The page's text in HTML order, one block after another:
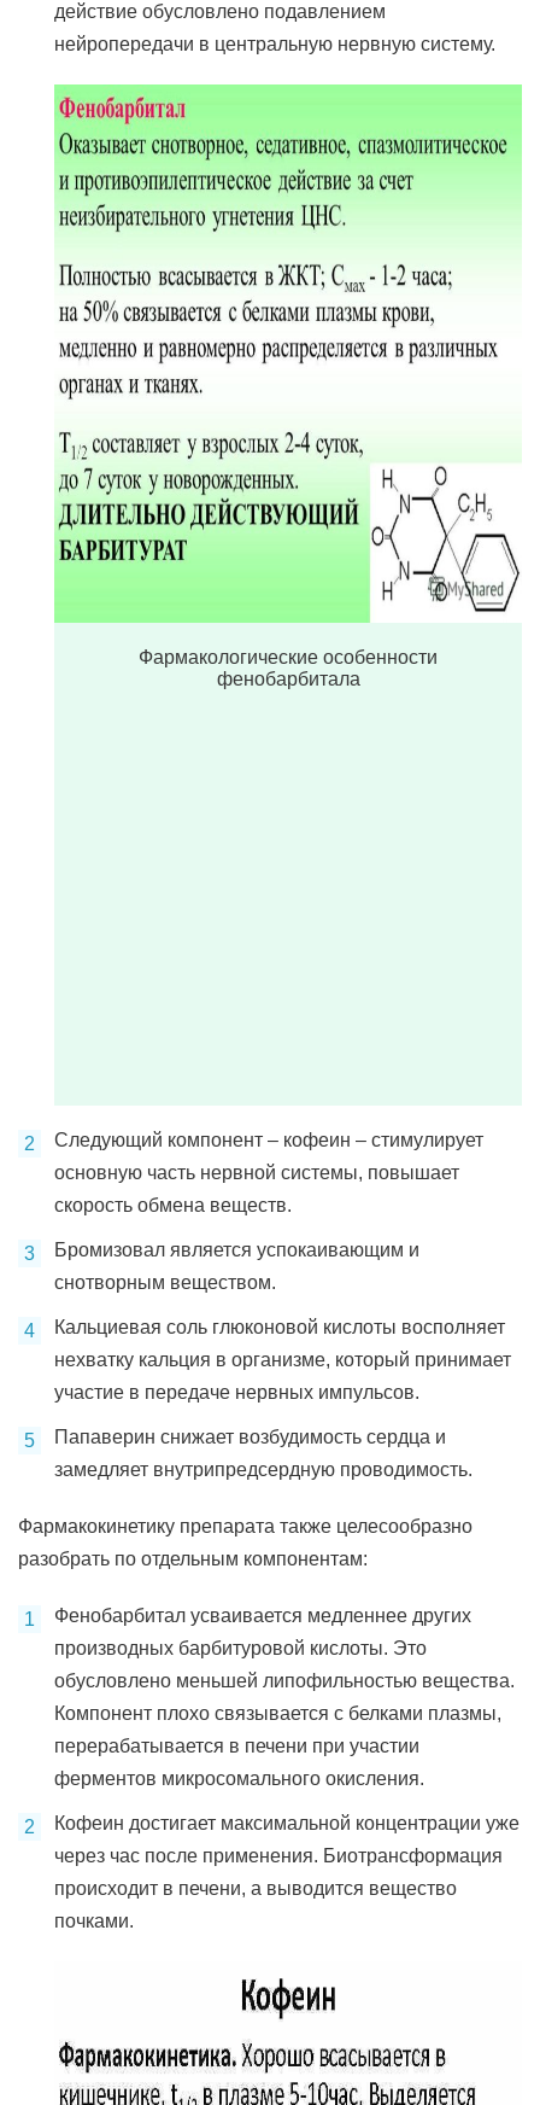
действие обусловлено подавлением
нейропередачи в центральную нервную систему.
Фармакологические особенности
фенобарбитала
Следующий компонент – кофеин – стимулирует
основную часть нервной системы, повышает
скорость обмена веществ.
Бромизовал является успокаивающим и
снотворным веществом.
Кальциевая соль глюконовой кислоты восполняет
нехватку кальция в организме, который принимает
участие в передаче нервных импульсов.
Папаверин снижает возбудимость сердца и
замедляет внутрипредсердную проводимость.
Фармакокинетику препарата также целесообразно
разобрать по отдельным компонентам:
Фенобарбитал усваивается медленнее других
производных барбитуровой кислоты. Это
обусловлено меньшей липофильностью вещества.
Компонент плохо связывается с белками плазмы,
перерабатывается в печени при участии
ферментов микросомального окисления.
Кофеин достигает максимальной концентрации уже
через час после применения. Биотрансформация
происходит в печени, а выводится вещество
почками.